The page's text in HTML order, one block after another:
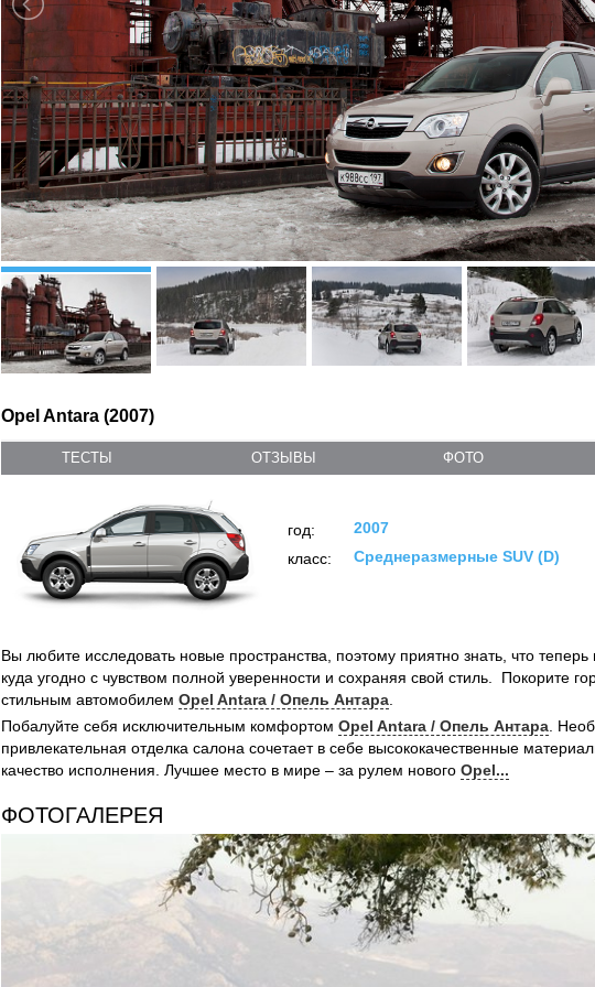
Opel Antara (2007)
ТЕСТЫ ОТЗЫВЫ ФОТО
год:
2007
класс:
Среднеразмерные SUV (D)
Вы любите исследовать новые пространства, поэтому приятно знать, что
куда угодно с чувством полной уверенности и сохраняя свой стиль. Покорите
стильным автомобилем Opel Antara / Опель Антара
Побалуйте себя исключительным комфортом Opel Antara / Опель Антара .
привлекательная отделка салона сочетает в себе высококачественные
качество исполнения. Лучшее место в мире – за рулем нового Opel...
ФОТОГАЛЕРЕЯ